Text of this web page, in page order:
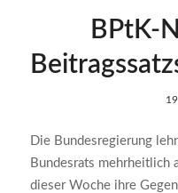
BPtK-
Die Bundesregierung
Bundesrats
dieser Woche ihre